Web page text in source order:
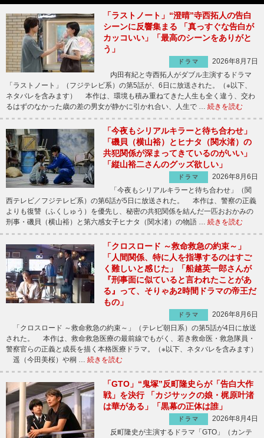
「ラストノート」“澄晴”寺西拓人の告白
シーンに反響集まる 「真っすぐな告白が
カッコいい」「最高のシーンをありがと
う」
ドラマ
2026年8月7日
内田有紀と寺西拓人がダブル主演するドラマ
「ラストノート」（フジテレビ系）の第5話が、6日に放送された。（※以下、
ネタバレを含みます） 本作は、環境も積み重ねてきた人生も全く違う、交わ
るはずのなかった歳の差の男女が静かに引かれ合い、人生で … 続きを読む
「今夜もシリアルキラーと待ち合わせ」
「磯貝（横山裕）とヒナタ（関水渚）の
共犯関係が深まってきているのがいい」
「縦山裕二さんのグッズ欲しい」
ドラマ
2026年8月6日
「今夜もシリアルキラーと待ち合わせ」（関
西テレビ／フジテレビ系）の第6話が5日に放送された。 本作は、警察の正義
よりも復讐（ふくしゅう）を優先し、秘密の共犯関係を結んだ一匹おおかみの
刑事・磯貝（横山裕）と第六感女子ヒナタ（関水渚）の物語 … 続きを読む
「クロスロード ～救命救急の約束～」
「人間関係、特に人を指導するのはすご
く難しいと感じた」「船越英一郎さんが
『刑事面に似ていると言われたことがあ
る』って、そりゃあ2時間ドラマの帝王だ
もの」
ドラマ
2026年8月6日
「クロスロード ～救命救急の約束～」（テレビ朝日系）の第5話が4日に放送
された。 本作は、救命救急医療の最前線でもがく、若き救命医・救急隊員・
警察官らの正義と成長を描く本格医療ドラマ。（※以下、ネタバレを含みます）
遥（今田美桜）や桐 … 続きを読む
「GTO」“鬼塚”反町隆史らが「告白大作
戦」を決行 「カジサックの娘・梶原叶渚
は華がある」「黒幕の正体は誰」
ドラマ
2026年8月4日
反町隆史が主演するドラマ「GTO」（カンテ